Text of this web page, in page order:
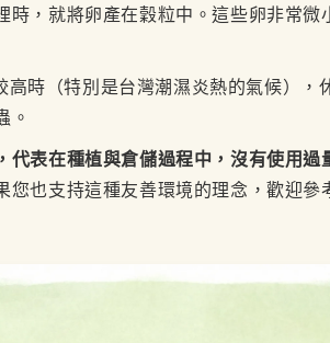
時，就將卵產在穀粒中。這些卵非常微
高時（特別是台灣潮濕炎熱的氣候），
。
代表在種植與倉儲過程中，沒有使用過
您也支持這種友善環境的理念，歡迎參